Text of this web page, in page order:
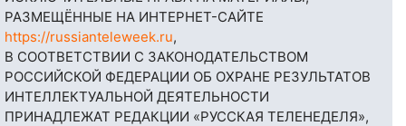
РАЗМЕЩЁННЫЕ НА ИНТЕРНЕТ-САЙТЕ
https://russianteleweek.ru,
В СООТВЕТСТВИИ С ЗАКОНОДАТЕЛЬСТВОМ
РОССИЙСКОЙ ФЕДЕРАЦИИ ОБ ОХРАНЕ РЕЗУЛЬТАТОВ
ИНТЕЛЛЕКТУАЛЬНОЙ ДЕЯТЕЛЬНОСТИ
ПРИНАДЛЕЖАТ РЕДАКЦИИ «РУССКАЯ ТЕЛЕНЕДЕЛЯ»,